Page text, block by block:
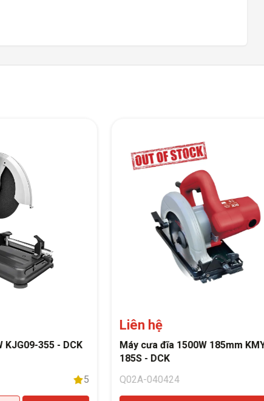
KJG09-355 - DCK
5
Liên hệ
Máy cưa đĩa 1500W 185mm
185S - DCK
Q02A-040424